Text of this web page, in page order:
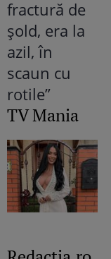
TV Mania